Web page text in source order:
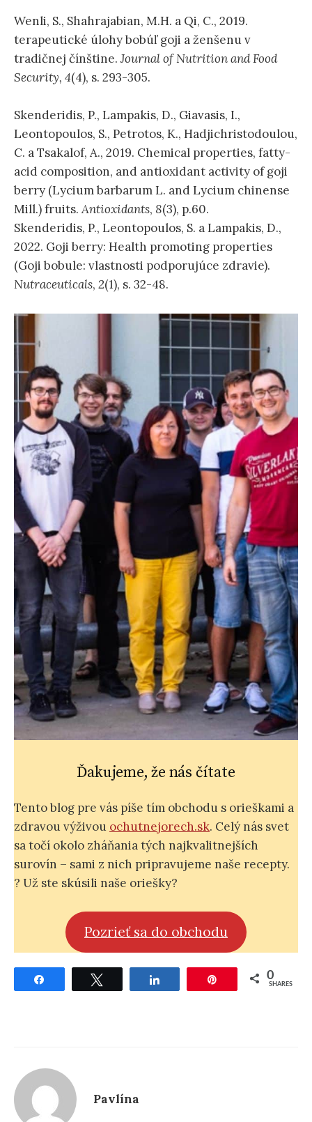
Wenli, S., Shahrajabian, M.H. a Qi, C., 2019.
terapeutické úlohy bobúľ goji a ženšenu v
tradičnej čínštine.Journal of Nutrition and Food
Security, 4(4), s. 293-305.
Skenderidis, P., Lampakis, D., Giavasis, I.,
Leontopoulos, S., Petrotos, K., Hadjichristodoulou,
C. a Tsakalof, A., 2019. Chemical properties, fatty-
acid composition, and antioxidant activity of goji
berry (Lycium barbarum L. and Lycium chinense
Mill.) fruits.Antioxidants, 8(3), p.60.
Skenderidis, P., Leontopoulos, S. a Lampakis, D.,
2022. Goji berry: Health promoting properties
(Goji bobule: vlastnosti podporujúce zdravie).
Nutraceuticals, 2(1), s. 32-48.
Ďakujeme, že nás čítate
Tento blog pre vás píše tím obchodu s orieškami a
zdravou výživou ochutnejorech.sk. Celý nás svet
sa točí okolo zháňania tých najkvalitnejších
surovín – sami z nich pripravujeme naše recepty.
? Už ste skúsili naše oriešky?
Pozrieť sa do obchodu
0
SHARES
Pavlína